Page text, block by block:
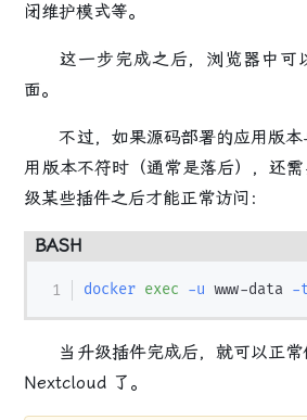
闭维护模式等。
这一步完成之后，浏览器中可
面。
不过，如果源码部署的应用版本
用版本不符时（通常是落后），还
级某些插件之后才能正常访问：
BASH
docker exec -u www-data -
当升级插件完成后，就可以正常
Nextcloud 了。